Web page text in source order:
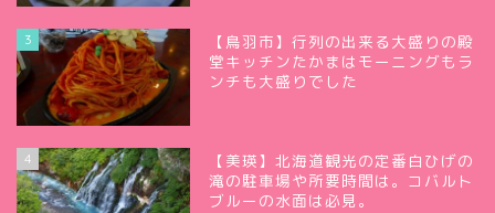
3
【鳥羽市】行列の出来る大盛りの殿
堂キッチンたかまはモーニングもラ
ンチも大盛りでした
4
【美瑛】北海道観光の定番白ひげの
滝の駐車場や所要時間は。コバルト
ブルーの水面は必見。